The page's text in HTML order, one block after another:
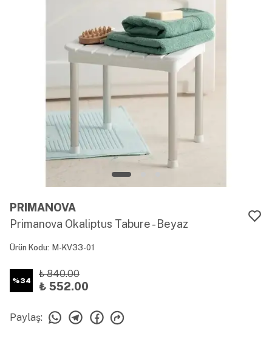
PRIMANOVA
Primanova Okaliptus Tabure - Beyaz
Ürün Kodu: M-KV33-01
%34
₺ 840.00
₺ 552.00
Paylaş: